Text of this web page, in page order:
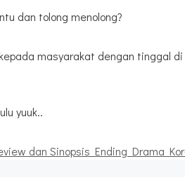
dan tolong menolong?
masyarakat dengan tinggal
yuuk..
dan Sinopsis Ending Drama